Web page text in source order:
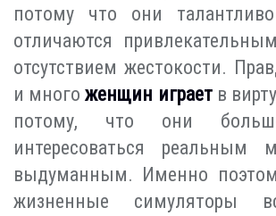
потому что они
отличаются
отсутствием жестокости.
и многоженщин играетв
потому, что они
интересоваться
выдуманным. Именно
жизненные симуляторы